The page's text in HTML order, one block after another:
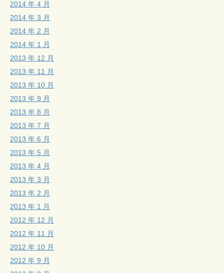
2014 年 4 月
2014 年 3 月
2014 年 2 月
2014 年 1 月
2013 年 12 月
2013 年 11 月
2013 年 10 月
2013 年 9 月
2013 年 8 月
2013 年 7 月
2013 年 6 月
2013 年 5 月
2013 年 4 月
2013 年 3 月
2013 年 2 月
2013 年 1 月
2012 年 12 月
2012 年 11 月
2012 年 10 月
2012 年 9 月